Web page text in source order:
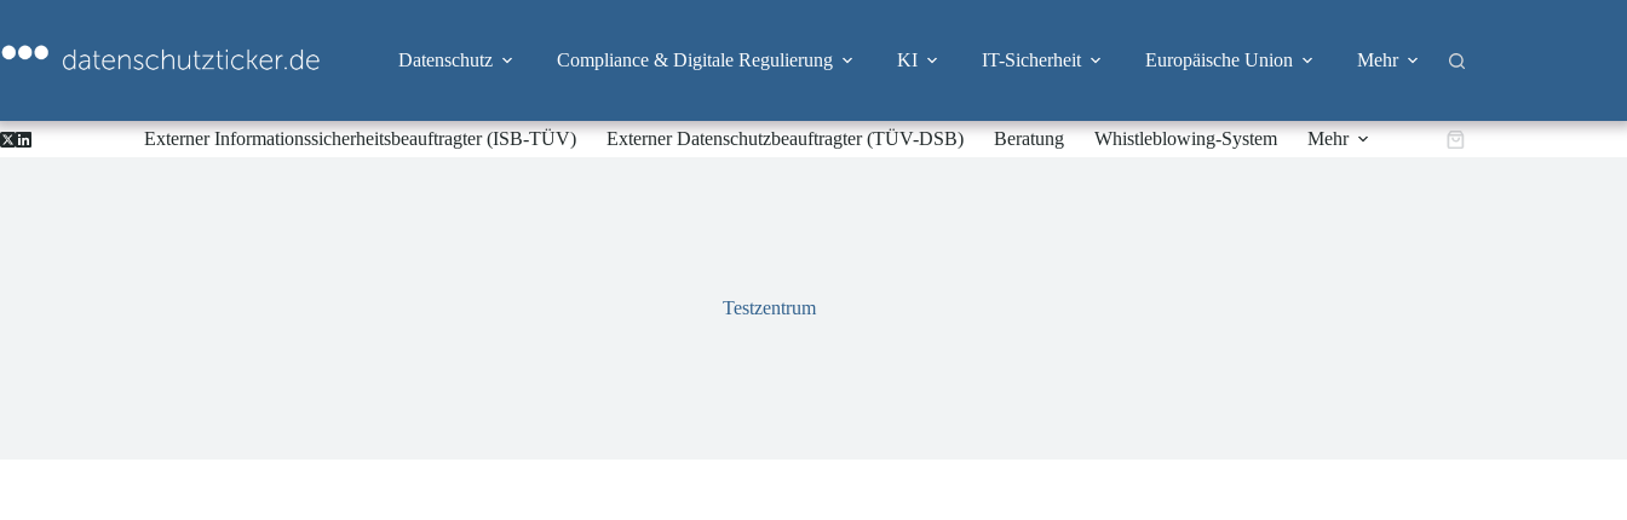
springen
Datenschutz Compliance & Digitale Regulierung KI IT-Sicherheit Europäische Union Mehr
Externer Informationssicherheitsbeauftragter (ISB-TÜV) Externer Datenschutzbeauftragter (TÜV-DSB) Beratung Whistleblowing-System Mehr Warenkorb
Testzentrum